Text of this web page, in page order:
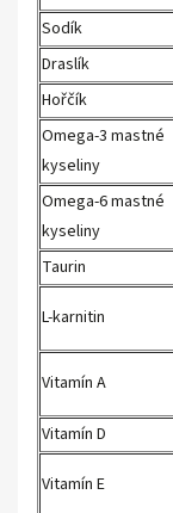
Sodík
Draslík
Hořčík
Omega-3 mastné
kyseliny
Omega-6 mastné
kyseliny
Taurin
L-karnitin
Vitamín A
Vitamín D
Vitamín E